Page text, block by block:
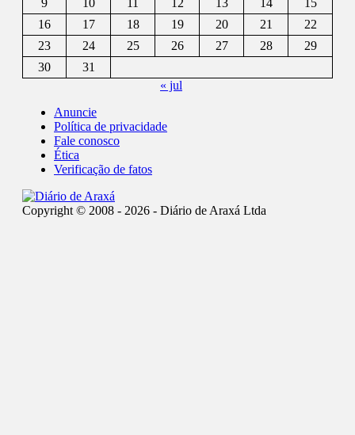
9
10 11 12 13 14
15
16
17 18 19 20 21
22
23
24 25 26 27 28
29
30
31
« jul
Anuncie
Política de privacidade
Fale conosco
Ética
Verificação de fatos
Copyright © 2008 - 2026 - Diário de Araxá Ltda